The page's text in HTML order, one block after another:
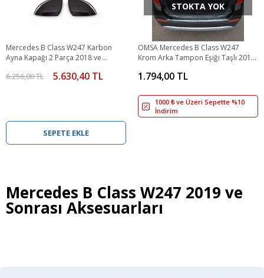
Mercedes B Class W247 Karbon
Ayna Kapağı 2 Parça 2018 ve
6.256,00 TL 5.630,40 TL
SEPETE EKLE
STOKTA YOK
OMSA Mercedes B Class W247
Krom Arka Tampon Eşiği Taşlı 2018
1.794,00 TL
1000 ₺ ve Üzeri Sepette %10
İndirim
Mercedes B Class W247 2019 ve
Sonrası Aksesuarları